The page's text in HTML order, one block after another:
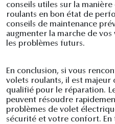
conseils utiles sur la
roulants en bon état de
conseils de maintenance
augmenter la marche de
les problèmes futurs.
En conclusion, si vous
volets roulants, il est majeur
qualifié pour le réparation.
peuvent résoudre
problèmes de volet
sécurité et votre confort. En